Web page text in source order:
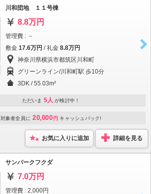
川和団地 １１号棟
8.8万円
管理費 : －
敷金 17.6万円 / 礼金 8.8万円
神奈川県横浜市都筑区川和町
グリーンライン/川和町駅 歩10分
3DK / 55.03m²
ただいま 5人 が検討中！
対象者全員に 20,000 円 キャッシュバック!
お気に入りに追加 詳細を見る
サンパークフクダ
7.0万円
管理費 : 2,000円